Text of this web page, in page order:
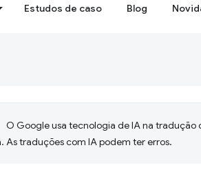
Estudos de caso Blog
O Google usa tecnologia de IA na tradução
As traduções com IA podem ter erros.